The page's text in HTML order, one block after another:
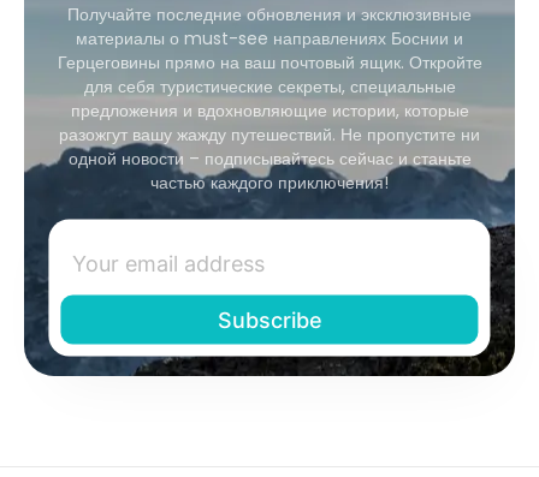
Получайте последние обновления и эксклюзивные
материалы о must-see направлениях Боснии и
Герцеговины прямо на ваш почтовый ящик. Откройте
для себя туристические секреты, специальные
предложения и вдохновляющие истории, которые
разожгут вашу жажду путешествий. Не пропустите ни
одной новости – подписывайтесь сейчас и станьте
частью каждого приключения!